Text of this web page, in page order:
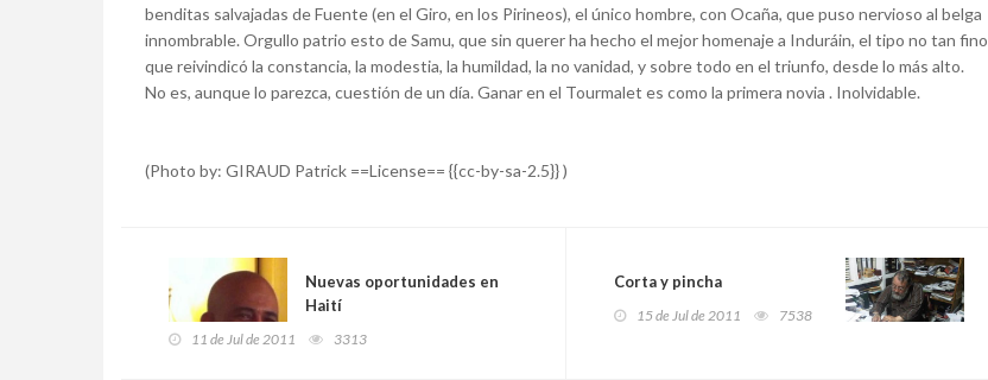
benditas salvajadas de Fuente (en el Giro, en los Pirineos), el único hombre, con Ocaña, que puso nervioso al belga
innombrable. Orgullo patrio esto de Samu, que sin querer ha hecho el mejor homenaje a Induráin, el tipo no tan fino
que reivindicó la constancia, la modestia, la humildad, la no vanidad, y sobre todo en el triunfo, desde lo más alto.
No es, aunque lo parezca, cuestión de un día. Ganar en el Tourmalet es como la primera novia . Inolvidable.
(Photo by: GIRAUD Patrick ==License== {{cc-by-sa-2.5}} )
Nuevas oportunidades en
Haití
11 de Jul de 2011 3313
Corta y pincha
15 de Jul de 2011 7538